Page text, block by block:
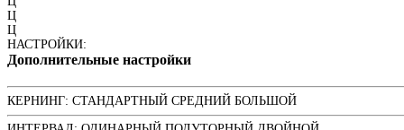
Ц
Ц
НАСТРОЙКИ:
Дополнительные настройки
КЕРНИНГ: СТАНДАРТНЫЙ СРЕДНИЙ БОЛЬШОЙ